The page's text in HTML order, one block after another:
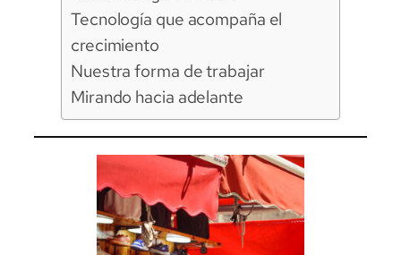
Tecnología que acompaña el
crecimiento
Nuestra forma de trabajar
Mirando hacia adelante